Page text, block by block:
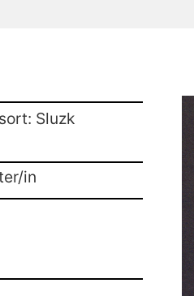
Sluzk
in